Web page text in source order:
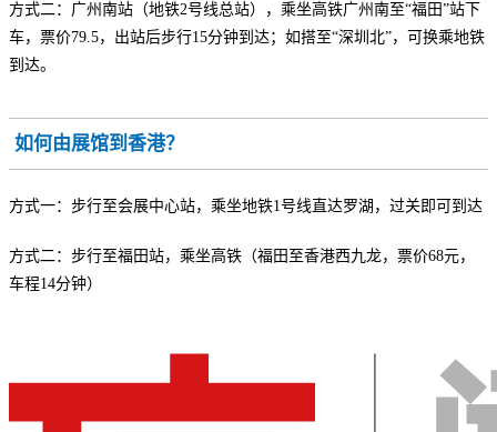
方式二：广州南站（地铁2号线总站），乘坐高铁广州南至“福田”站下
车，票价79.5，出站后步行15分钟到达；如搭至“深圳北”，可换乘地铁
到达。
如何由展馆到香港？
方式一：步行至会展中心站，乘坐地铁1号线直达罗湖，过关即可到达
方式二：步行至福田站，乘坐高铁（福田至香港西九龙，票价68元，
车程14分钟）